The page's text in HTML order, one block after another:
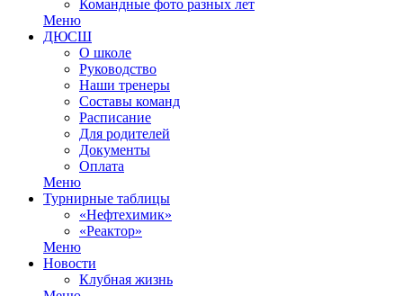
Командные фото разных лет
Меню
ДЮСШ
О школе
Руководство
Наши тренеры
Составы команд
Расписание
Для родителей
Документы
Оплата
Меню
Турнирные таблицы
«Нефтехимик»
«Реактор»
Меню
Новости
Клубная жизнь